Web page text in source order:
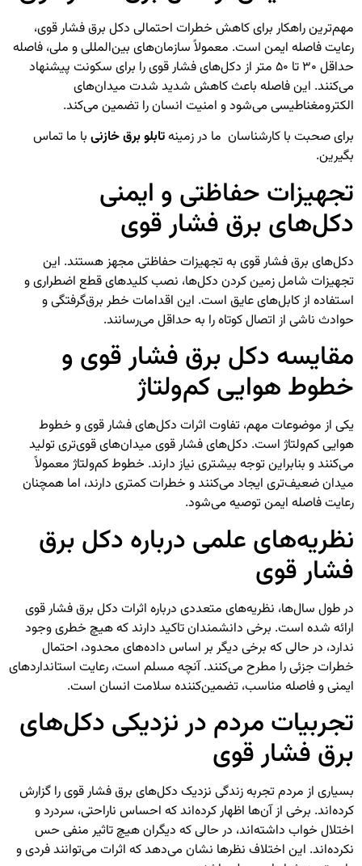
مهم‌ترین راهکار برای کاهش خطرات احتمالی دکل برق فشار قوی،
رعایت فاصله ایمن است. معمولاً سازمان‌های بین‌المللی و ملی، فاصله
حداقل ۳۰ تا ۵۰ متر از دکل‌های فشار قوی را برای سکونت پیشنهاد
می‌کنند. این فاصله باعث کاهش شدید شدت میدان‌های
الکترومغناطیسی می‌شود و امنیت انسان را تضمین می‌کند.
برای صحبت با کارشناسان ما در زمینهتابلو برق خازنی با ما تماس
بگیرین.
تجهیزات حفاظتی و ایمنی
دکل‌های برق فشار قوی
دکل‌های برق فشار قوی به تجهیزات حفاظتی مجهز هستند. این
تجهیزات شامل زمین کردن دکل‌ها، نصب کلیدهای قطع اضطراری و
استفاده از کابل‌های عایق است. این اقدامات خطر برق‌گرفتگی و
حوادث ناشی از اتصال کوتاه را به حداقل می‌رسانند.
مقایسه دکل برق فشار قوی و
خطوط هوایی کم‌ولتاژ
یکی از موضوعات مهم، تفاوت اثرات دکل‌های فشار قوی و خطوط
هوایی کم‌ولتاژ است. دکل‌های فشار قوی میدان‌های قوی‌تری تولید
می‌کنند و بنابراین توجه بیشتری نیاز دارند. خطوط کم‌ولتاژ معمولاً
میدان ضعیف‌تری ایجاد می‌کنند و خطرات کمتری دارند، اما همچنان
رعایت فاصله ایمن توصیه می‌شود.
نظریه‌های علمی درباره دکل برق
فشار قوی
در طول سال‌ها، نظریه‌های متعددی درباره اثرات دکل برق فشار قوی
ارائه شده است. برخی دانشمندان تاکید دارند که هیچ خطری وجود
ندارد، در حالی که برخی دیگر بر اساس داده‌های محدود، احتمال
خطرات جزئی را مطرح می‌کنند. آنچه مسلم است، رعایت استانداردهای
ایمنی و فاصله مناسب، تضمین‌کننده سلامت انسان است.
تجربیات مردم در نزدیکی دکل‌های
برق فشار قوی
بسیاری از مردم تجربه زندگی نزدیک دکل‌های برق فشار قوی را گزارش
کرده‌اند. برخی از آن‌ها اظهار کرده‌اند که احساس ناراحتی، سردرد و
اختلال خواب داشته‌اند، در حالی که دیگران هیچ تاثیر منفی حس
نکرده‌اند. این اختلاف نظرها نشان می‌دهد که اثرات می‌توانند فردی و